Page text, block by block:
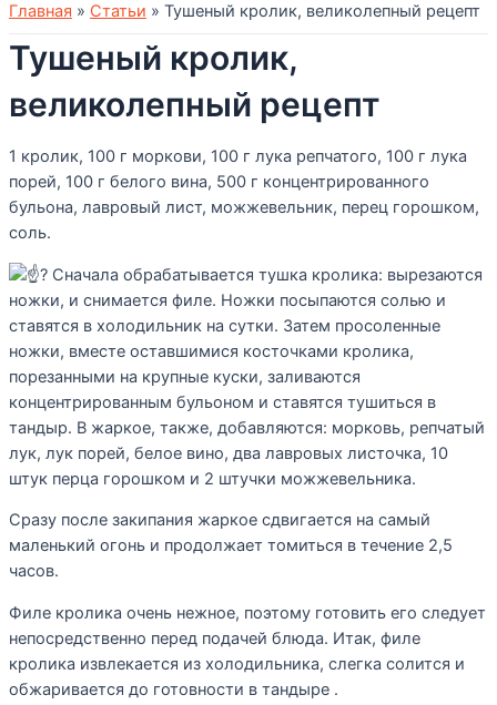
Главная » Статьи » Тушеный кролик, великолепный рецепт
Тушеный кролик,
великолепный рецепт
1 кролик, 100 г моркови, 100 г лука репчатого, 100 г лука
порей, 100 г белого вина, 500 г концентрированного
бульона, лавровый лист, можжевельник, перец горошком,
соль.
Сначала обрабатывается тушка кролика: вырезаются
ножки, и снимается филе. Ножки посыпаются солью и
ставятся в холодильник на сутки. Затем просоленные
ножки, вместе оставшимися косточками кролика,
порезанными на крупные куски, заливаются
концентрированным бульоном и ставятся тушиться в
тандыр. В жаркое, также, добавляются: морковь, репчатый
лук, лук порей, белое вино, два лавровых листочка, 10
штук перца горошком и 2 штучки можжевельника.
Сразу после закипания жаркое сдвигается на самый
маленький огонь и продолжает томиться в течение 2,5
часов.
Филе кролика очень нежное, поэтому готовить его следует
непосредственно перед подачей блюда. Итак, филе
кролика извлекается из холодильника, слегка солится и
обжаривается до готовности в тандыре .